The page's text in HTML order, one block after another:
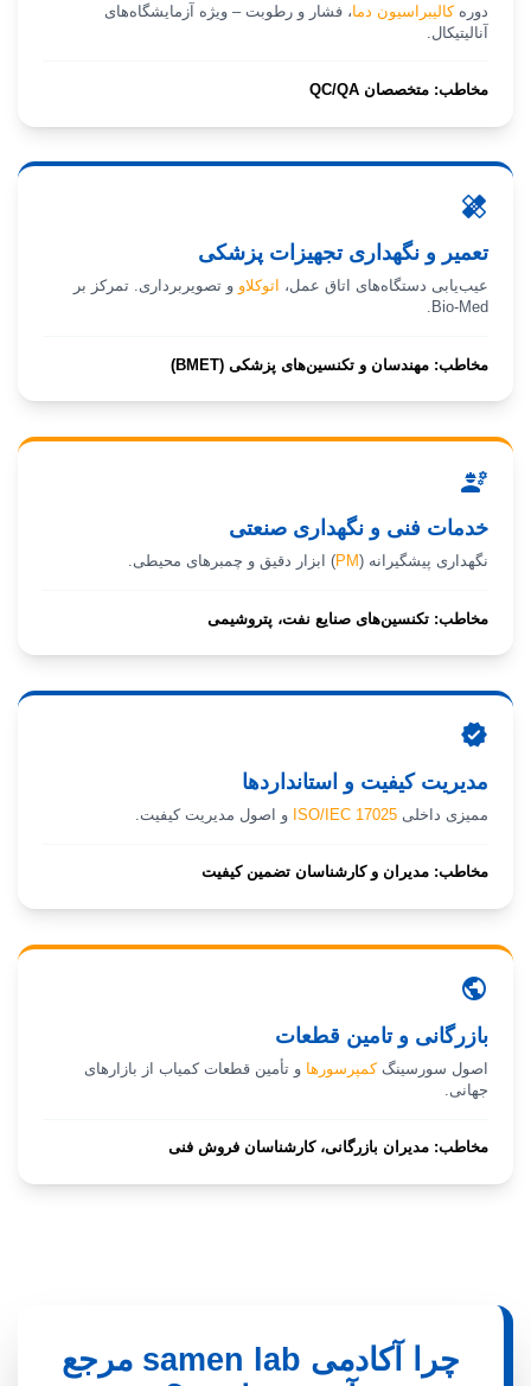
دورهکالیبراسیون دما، فشار و رطوبت – ویژه آزمایشگاه‌های
آنالیتیکال.
مخاطب: متخصصان QC/QA
healing
تعمیر و نگهداری تجهیزات پزشکی
عیب‌یابی دستگاه‌های اتاق عمل، اتوکلاو و تصویربرداری. تمرکز بر
Bio-Med.
مخاطب: مهندسان و تکنسین‌های پزشکی (BMET)
engineering
خدمات فنی و نگهداری صنعتی
نگهداری پیشگیرانه (PM) ابزار دقیق و چمبرهای محیطی.
مخاطب: تکنسین‌های صنایع نفت، پتروشیمی
verified
مدیریت کیفیت و استانداردها
ممیزی داخلیISO/IEC 17025 و اصول مدیریت کیفیت.
مخاطب: مدیران و کارشناسان تضمین کیفیت
public
بازرگانی و تامین قطعات
اصول سورسینگکمپرسورها وتأمین قطعات کمیاب از بازارهای
جهانی.
مخاطب: مدیران بازرگانی، کارشناسان فروش فنی
چرا آکادمی samen lab مرجع